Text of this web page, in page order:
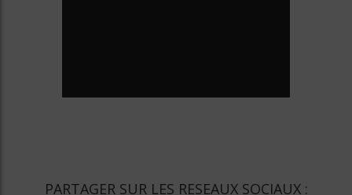
PARTAGER SUR LES RESEAUX SOCIAUX :